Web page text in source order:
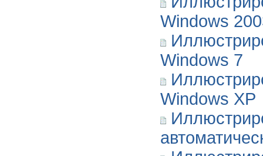
Windows
Windows 7
Windows XP